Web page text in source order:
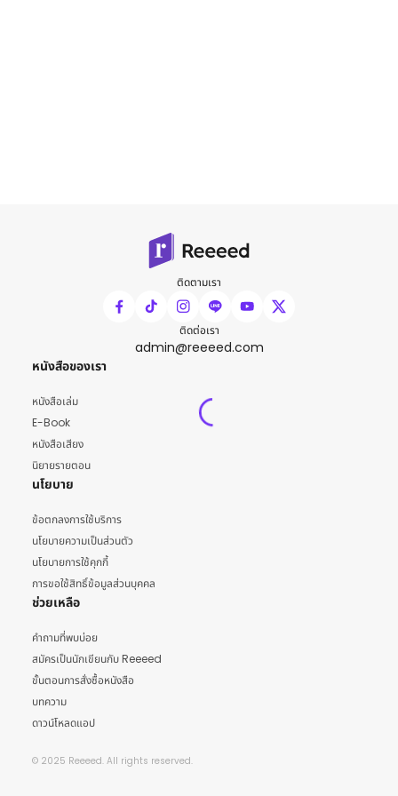
ติดตามเรา
ติดต่อเรา
admin@reeeed.com
หนังสือของเรา
หนังสือเล่ม
E-Book
หนังสือเสียง
นิยายรายตอน
นโยบาย
ข้อตกลงการใช้บริการ
นโยบายความเป็นส่วนตัว
นโยบายการใช้คุกกี้
การขอใช้สิทธิ์ข้อมูลส่วนบุคคล
ช่วยเหลือ
คำถามที่พบบ่อย
สมัครเป็นนักเขียนกับ Reeeed
ขั้นตอนการสั่งซื้อหนังสือ
บทความ
ดาวน์โหลดแอป
© 2025 Reeeed. All rights reserved.